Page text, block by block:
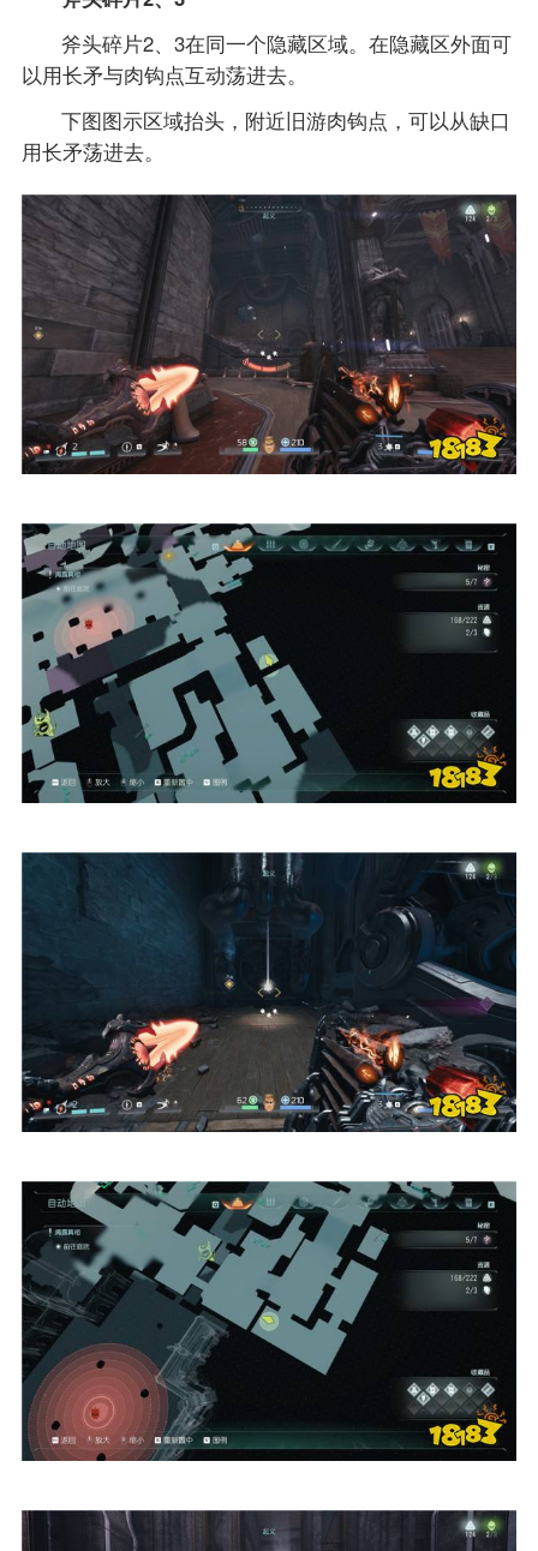
斧头碎片2、3在同一个隐藏区域。在隐藏区外面可
以用长矛与肉钩点互动荡进去。
下图图示区域抬头，附近旧游肉钩点，可以从缺口
用长矛荡进去。